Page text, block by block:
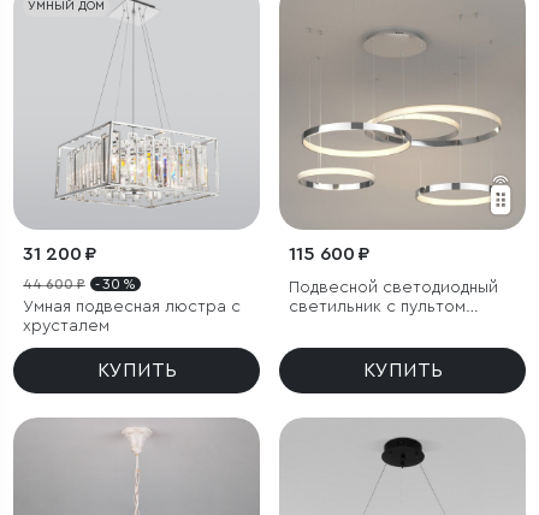
УМНЫЙ ДОМ
31 200 ₽
44 600 ₽ - 30 %
Умная подвесная люстра с
хрусталем
КУПИТЬ
115 600 ₽
Подвесной светодиодный
светильник с пультом
КУПИТЬ